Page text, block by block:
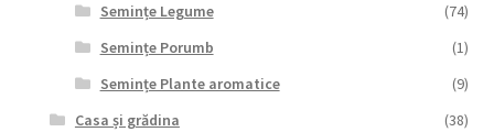
Semințe Legume
(74)
Semințe Porumb
(1)
Semințe Plante aromatice
(9)
Casa și grădina
(38)